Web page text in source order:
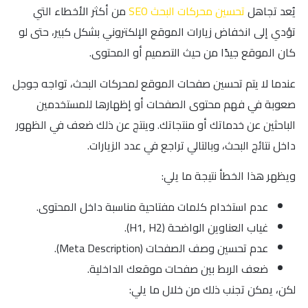
يُعد تجاهلتحسين محركات البحث SEO
من أكثر الأخطاء التي
تؤدي إلى انخفاض زيارات الموقع الإلكتروني بشكل كبير، حتى لو
كان الموقع جيدًا من حيث التصميم أو المحتوى.
عندما لا يتم تحسين صفحات الموقع لمحركات البحث، تواجه جوجل
صعوبة في فهم محتوى الصفحات أو إظهارها للمستخدمين
الباحثين عن خدماتك أو منتجاتك. وينتج عن ذلك ضعف في الظهور
داخل نتائج البحث، وبالتالي تراجع في عدد الزيارات.
ويظهر هذا الخطأ نتيجة ما يلي:
عدم استخدام كلمات مفتاحية مناسبة داخل المحتوى.
غياب العناوين الواضحة (H1, H2).
عدم تحسين وصف الصفحات (Meta Description).
ضعف الربط بين صفحات موقعك الداخلية.
لكن، يمكن تجنب ذلك من خلال ما يلي: